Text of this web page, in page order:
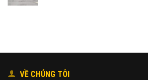
VỀ CHÚNG TÔI